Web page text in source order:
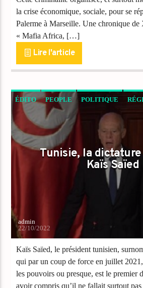
la crise économique, sociale, pour se
Palerme à Marseille. Une chronique
« Mafia Africa, […]
Lire l'article
ÉDITO PEOPLE POLITIQUE
Tunisie, la
Kaïs Saïed
admin
22/10/2022
Kaïs Saïed, le président tunisien,
qui par un coup de force en juillet 2021,
les pouvoirs ou presque, est le premier
avoir compris qu’il ne fallait surtout